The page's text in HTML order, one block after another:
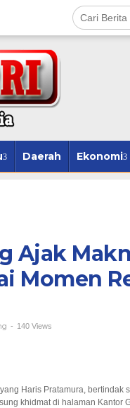
Daerah Ekonomi
Ajak
Momen
- 140 Views
Haris Pratamura,
khidmat di halaman